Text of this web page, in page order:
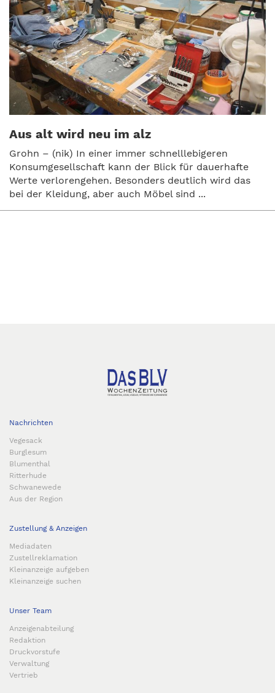
Aus alt wird neu im alz
Grohn – (nik) In einer immer schnelllebigeren
Konsumgesellschaft kann der Blick für dauerhafte
Werte verlorengehen. Besonders deutlich wird das
bei der Kleidung, aber auch Möbel sind ...
Nachrichten
Vegesack
Burglesum
Blumenthal
Ritterhude
Schwanewede
Aus der Region
Zustellung & Anzeigen
Mediadaten
Zustellreklamation
Kleinanzeige aufgeben
Kleinanzeige suchen
Unser Team
Anzeigenabteilung
Redaktion
Druckvorstufe
Verwaltung
Vertrieb